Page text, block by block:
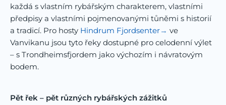
každá s vlastním rybářským charakterem, vlastními
předpisy a vlastními pojmenovanými tůněmi s historií
a tradicí. Pro hosty Hindrum Fjordsenter
ve
Vanvikanu jsou tyto řeky dostupné pro celodenní výlet
– s Trondheimsfjordem jako výchozím i návratovým
bodem.
Pět řek – pět různých rybářských zážitků